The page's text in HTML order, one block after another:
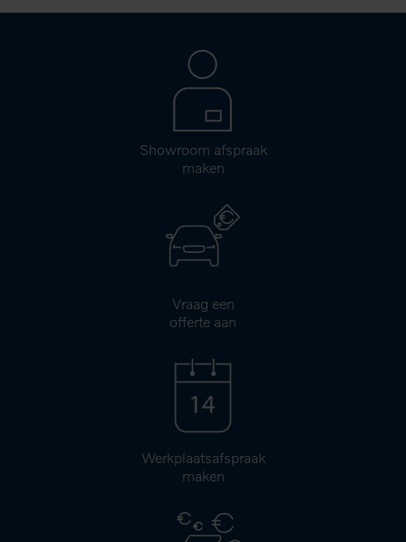
Showroom afspraak
maken
Vraag een
offerte aan
Werkplaatsafspraak
maken